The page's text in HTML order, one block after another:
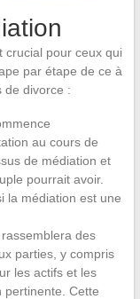
crucial pour ceux qui
par étape de ce à
de divorce :
au cours de
de médiation et
pourrait avoir.
la médiation est une
des
parties, y compris
les actifs et les
pertinente. Cette